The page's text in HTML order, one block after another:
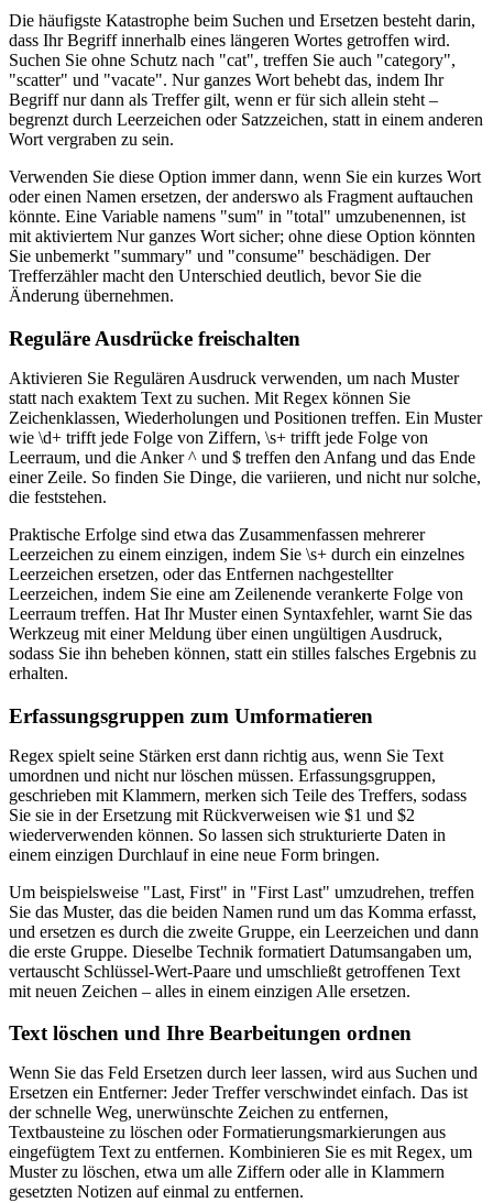
Die häufigste Katastrophe beim Suchen und Ersetzen besteht darin,
dass Ihr Begriff innerhalb eines längeren Wortes getroffen wird.
Suchen Sie ohne Schutz nach "cat", treffen Sie auch "category",
"scatter" und "vacate". Nur ganzes Wort behebt das, indem Ihr
Begriff nur dann als Treffer gilt, wenn er für sich allein steht –
begrenzt durch Leerzeichen oder Satzzeichen, statt in einem anderen
Wort vergraben zu sein.
Verwenden Sie diese Option immer dann, wenn Sie ein kurzes Wort
oder einen Namen ersetzen, der anderswo als Fragment auftauchen
könnte. Eine Variable namens "sum" in "total" umzubenennen, ist
mit aktiviertem Nur ganzes Wort sicher; ohne diese Option könnten
Sie unbemerkt "summary" und "consume" beschädigen. Der
Trefferzähler macht den Unterschied deutlich, bevor Sie die
Änderung übernehmen.
Reguläre Ausdrücke freischalten
Aktivieren Sie Regulären Ausdruck verwenden, um nach Muster
statt nach exaktem Text zu suchen. Mit Regex können Sie
Zeichenklassen, Wiederholungen und Positionen treffen. Ein Muster
wie \d+ trifft jede Folge von Ziffern, \s+ trifft jede Folge von
Leerraum, und die Anker ^ und $ treffen den Anfang und das Ende
einer Zeile. So finden Sie Dinge, die variieren, und nicht nur solche,
die feststehen.
Praktische Erfolge sind etwa das Zusammenfassen mehrerer
Leerzeichen zu einem einzigen, indem Sie \s+ durch ein einzelnes
Leerzeichen ersetzen, oder das Entfernen nachgestellter
Leerzeichen, indem Sie eine am Zeilenende verankerte Folge von
Leerraum treffen. Hat Ihr Muster einen Syntaxfehler, warnt Sie das
Werkzeug mit einer Meldung über einen ungültigen Ausdruck,
sodass Sie ihn beheben können, statt ein stilles falsches Ergebnis zu
erhalten.
Erfassungsgruppen zum Umformatieren
Regex spielt seine Stärken erst dann richtig aus, wenn Sie Text
umordnen und nicht nur löschen müssen. Erfassungsgruppen,
geschrieben mit Klammern, merken sich Teile des Treffers, sodass
Sie sie in der Ersetzung mit Rückverweisen wie $1 und $2
wiederverwenden können. So lassen sich strukturierte Daten in
einem einzigen Durchlauf in eine neue Form bringen.
Um beispielsweise "Last, First" in "First Last" umzudrehen, treffen
Sie das Muster, das die beiden Namen rund um das Komma erfasst,
und ersetzen es durch die zweite Gruppe, ein Leerzeichen und dann
die erste Gruppe. Dieselbe Technik formatiert Datumsangaben um,
vertauscht Schlüssel-Wert-Paare und umschließt getroffenen Text
mit neuen Zeichen – alles in einem einzigen Alle ersetzen.
Text löschen und Ihre Bearbeitungen ordnen
Wenn Sie das Feld Ersetzen durch leer lassen, wird aus Suchen und
Ersetzen ein Entferner: Jeder Treffer verschwindet einfach. Das ist
der schnelle Weg, unerwünschte Zeichen zu entfernen,
Textbausteine zu löschen oder Formatierungsmarkierungen aus
eingefügtem Text zu entfernen. Kombinieren Sie es mit Regex, um
Muster zu löschen, etwa um alle Ziffern oder alle in Klammern
gesetzten Notizen auf einmal zu entfernen.